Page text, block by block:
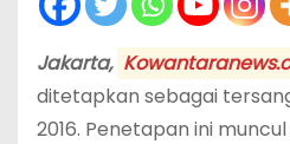
Jakarta,
ditetapkan sebagai
2016. Penetapan ini